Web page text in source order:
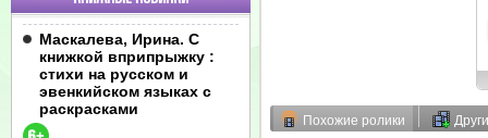
Маскалева, Ирина. С
книжкой вприпрыжку :
стихи на русском и
эвенкийском языках с
раскрасками
Похожие ролики